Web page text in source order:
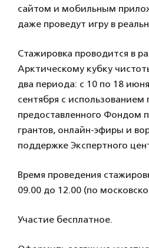
сайтом и мобильным
даже проведут игру в
Стажировка проводится в
Арктическому кубку
два периода: с 10 по 18
сентября с использованием
предоставленного Фондом
грантов, онлайн-эфиры и
поддержке Экспертного
Время проведения
09.00 до 12.00 (по
Участие бесплатное.